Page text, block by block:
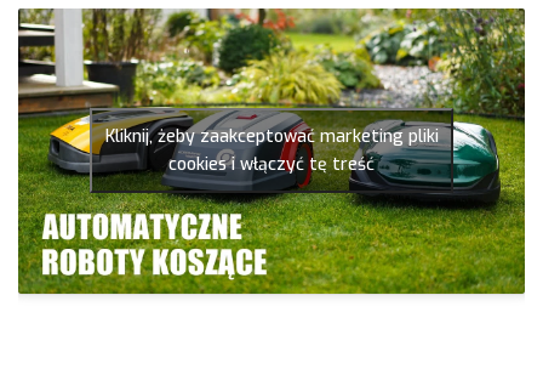
Kliknij, żeby zaakceptować marketing pliki
cookies i włączyć tę treść